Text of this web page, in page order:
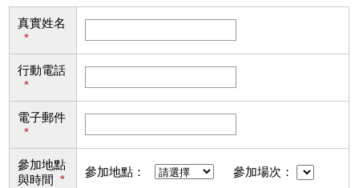
真實姓名
*
行動電話
*
電子郵件
*
參加地點
與時間 *
參加地點： 參加場次：